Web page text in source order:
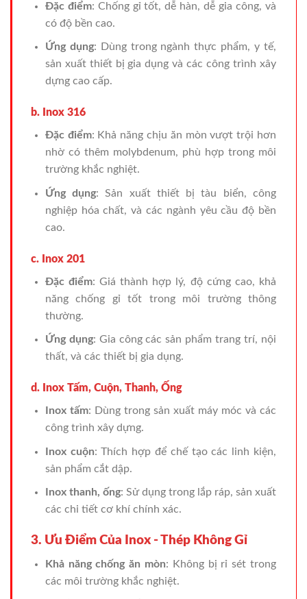
Đặc điểm: Chống gỉ tốt, dễ hàn, dễ gia công, và
có độ bền cao.
Ứng dụng: Dùng trong ngành thực phẩm, y tế,
sản xuất thiết bị gia dụng và các công trình xây
dựng cao cấp.
b. Inox 316
Đặc điểm: Khả năng chịu ăn mòn vượt trội hơn
nhờ có thêm molybdenum, phù hợp trong môi
trường khắc nghiệt.
Ứng dụng: Sản xuất thiết bị tàu biển, công
nghiệp hóa chất, và các ngành yêu cầu độ bền
cao.
c. Inox 201
Đặc điểm: Giá thành hợp lý, độ cứng cao, khả
năng chống gỉ tốt trong môi trường thông
thường.
Ứng dụng: Gia công các sản phẩm trang trí, nội
thất, và các thiết bị gia dụng.
d. Inox Tấm, Cuộn, Thanh, Ống
Inox tấm: Dùng trong sản xuất máy móc và các
công trình xây dựng.
Inox cuộn: Thích hợp để chế tạo các linh kiện,
sản phẩm cắt dập.
Inox thanh, ống: Sử dụng trong lắp ráp, sản xuất
các chi tiết cơ khí chính xác.
3. Ưu Điểm Của Inox - Thép Không Gỉ
Khả năng chống ăn mòn: Không bị rỉ sét trong
các môi trường khắc nghiệt.